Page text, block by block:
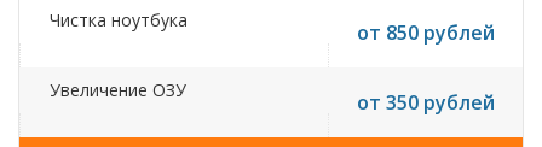
Чистка ноутбука от 850 рублей
Увеличение ОЗУ от 350 рублей